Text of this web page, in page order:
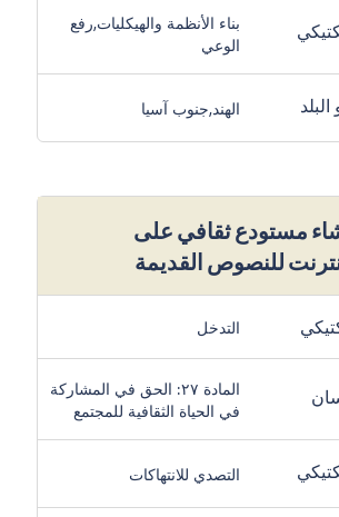
بناء الأنظمة والهيكليات,رفع
الوعي
الهند,جنوب آسيا
مستودع ثقافي على
للنصوص القديمة
التدخل
المادة ٢٧: الحق في المشاركة
في الحياة الثقافية للمجتمع
التصدي للانتهاكات